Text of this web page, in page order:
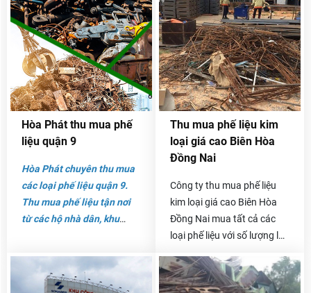
độ đô thị hóa cao, dân cư
đông đúc và nhiều nhà
máy. Với sự phát triển đó
thì lĩnh vực mua bán phế
liệu đang phát triển.
Đức. Với đội ngũ làm việc
chuyên nghiệp luôn hướng
tới các dịch vụ tiện ích nhất
cho khách hàng.
Hòa Phát thu mua phế
liệu quận 9
Hòa Phát chuyên thu mua
các loại phế liệu quận 9.
Thu mua phế liệu tận nơi
từ các hộ nhà dân, khu
máy. Với nhiều loại phế
liệu: phế liệu giấy thùng,
Thu mua phế liệu kim
loại giá cao Biên Hòa
Đồng Nai
Công ty thu mua phế liệu
kim loại giá cao Biên Hòa
Đồng Nai mua tất cả các
loại phế liệu với số lượng lớn
như sắt phế liệu, sắt thừa
công trình, nhựa thu mua